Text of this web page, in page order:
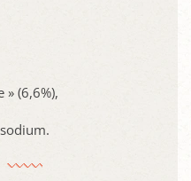
» (6,6%),